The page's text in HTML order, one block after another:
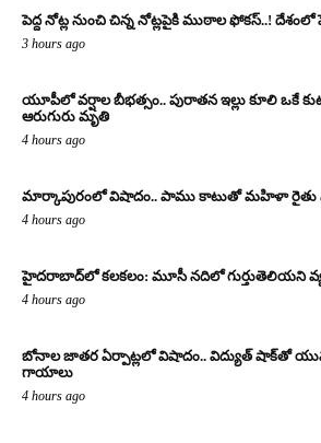
పెద్ద నోట్ల నుంచి చిన్న నోట్లపైకి ముఠాల ఫోకస్..! దేశంలో
3 hours ago
యూపీలో వర్షాల బీభత్సం.. పురాతన ఇల్లు కూలి ఒకే
ఆరుగురు మృతి
4 hours ago
మార్కాపురంలో విషాదం.. పాము కాటుతో మహిళా రైతు
4 hours ago
హైదరాబాద్‌లో కలకలం: మూసీ నదిలో గుర్తుతెలియని
4 hours ago
బోనాల జాతర ఏర్పాట్లలో విషాదం.. విద్యుత్ షాక్‌తో
గాయాలు
4 hours ago